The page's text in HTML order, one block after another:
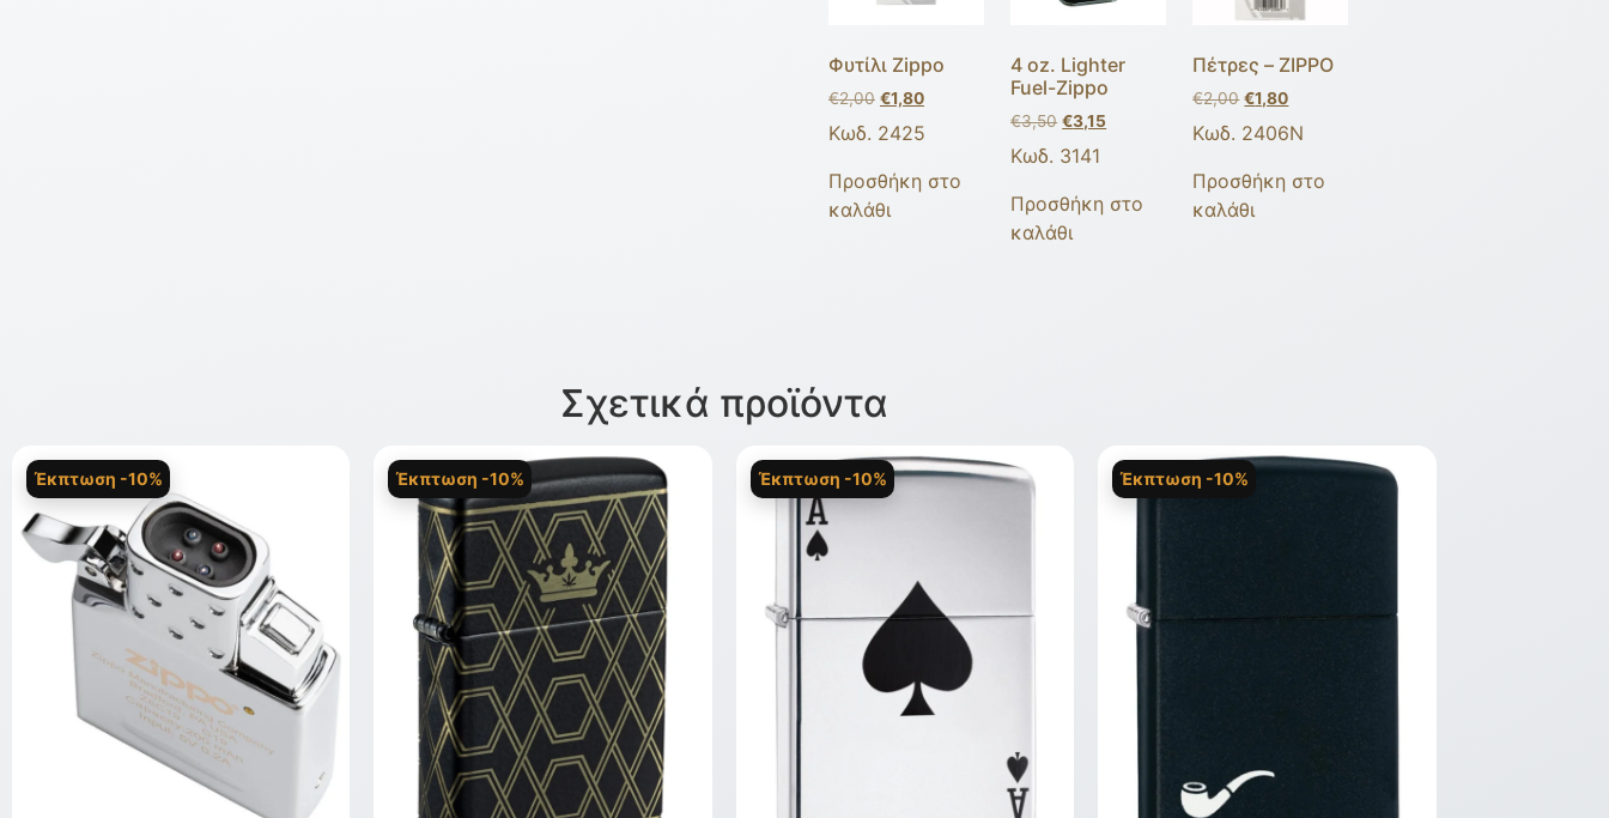
Φυτίλι Zippo
€2,00 €1,80
Κωδ. 2425
Προσθήκη στο
καλάθι
4 oz. Lighter
Fuel-Zippo
€3,50 €3,15
Κωδ. 3141
Προσθήκη στο
καλάθι
Πέτρες – ZIPPO
€2,00 €1,80
Κωδ. 2406Ν
Προσθήκη στο
καλάθι
Σχετικά προϊόντα
Έκπτωση -10% Έκπτωση -10% Έκπτωση -10% Έκπτωση -10%